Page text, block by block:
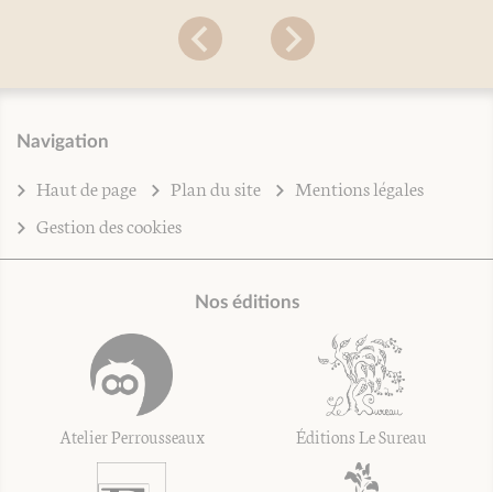
Navigation
Haut de page Plan du site
Mentions légales
Gestion des cookies
Nos éditions
Atelier Perrousseaux Éditions Le Sureau